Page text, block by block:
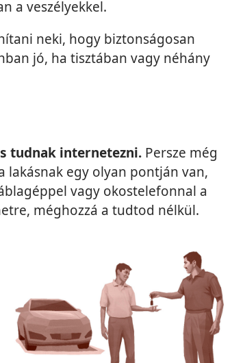
a veszélyekkel.
neki, hogy biztonságosan
jó, ha tisztában vagy néhány
tudnak internetezni. Persze még
lakásnak egy olyan pontján van,
vagy okostelefonnal a
méghozzá a tudtod nélkül.